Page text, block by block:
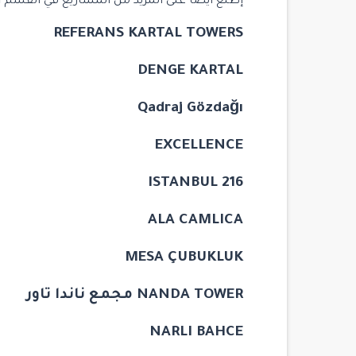
REFERANS KARTAL TOWERS
DENGE KARTAL
Qadraj Gözdağı
EXCELLENCE
216 ISTANBUL
ALA CAMLICA
MESA ÇUBUKLUK
NANDA TOWER مجمع ناندا تاور
NARLI BAHCE